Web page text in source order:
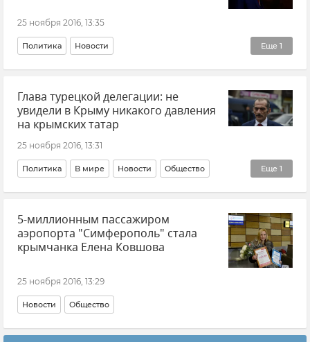
25 ноября 2016, 13:35
Еще 1
Политика Новости
Визит турецкой делегации в Крым
Глава турецкой делегации: не
увидели в Крыму никакого давления
на крымских татар
25 ноября 2016, 13:31
Еще 1
Политика В мире Новости Общество
Визит турецкой делегации в Крым
5-миллионным пассажиром
аэропорта "Симферополь" стала
крымчанка Елена Ковшова
25 ноября 2016, 13:29
Новости Общество